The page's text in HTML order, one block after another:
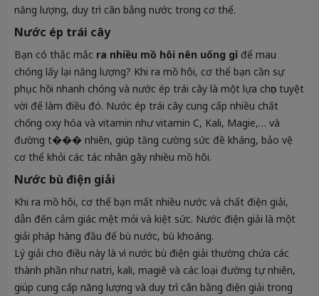
năng lượng, duy trì cân bằng nước trong cơ thể.
Nước ép trái cây
Bạn có thắc mắc ra nhiều mồ hôi nên uống gì để mau
chóng lấy lại năng lượng? Khi ra mồ hôi, cơ thể bạn cần sự
phục hồi nhanh chóng và nước ép trái cây là một lựa chọn tuyệt
vời để làm điều đó. Nước ép trái cây cung cấp nhiều chất
chống oxy hóa và vitamin như vitamin C, Kali, Magie,… và
đường t��� nhiên, giúp tăng cường sức đề kháng, bảo vệ
cơ thể khỏi các tác nhân gây nhiều mồ hôi.
Nước bù điện giải
Khi ra mồ hôi, cơ thể bạn mất nhiều nước và chất điện giải,
dẫn đến cảm giác mệt mỏi và kiệt sức. Nước điện giải là một
giải pháp hàng đầu để bù nước, bù khoáng.
Lý giải cho điều này là vì nước bù điện giải thường chứa các
thành phần như natri, kali, magiê và các loại đường tự nhiên,
giúp cung cấp năng lượng và duy trì cân bằng điện giải trong